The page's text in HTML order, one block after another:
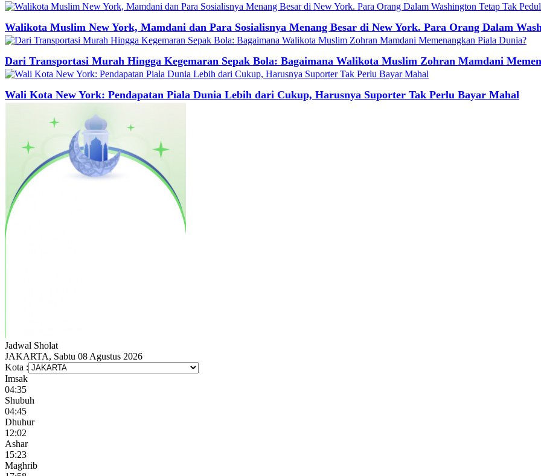
Walikota Muslim New York, Mamdani dan Para Sosialisnya Menang Besar di New York. Para Orang Dalam
Dari Transportasi Murah Hingga Kegemaran Sepak Bola: Bagaimana Walikota Muslim Zohran Mamdani
Wali Kota New York: Pendapatan Piala Dunia Lebih dari Cukup, Harusnya Suporter Tak Perlu Bayar Mahal
Jadwal Sholat
JAKARTA, Sabtu 08 Agustus 2026
Kota :
Imsak
04:35
Shubuh
04:45
Dhuhur
12:02
Ashar
15:23
Maghrib